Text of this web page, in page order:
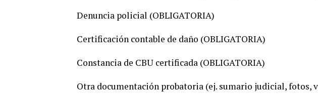
Denuncia policial (OBLIGATORIA)
Certificación contable de daño (OBLIGATORIA)
Constancia de CBU certificada (OBLIGATORIA)
Otra documentación probatoria (ej. sumario judicial, fotos,